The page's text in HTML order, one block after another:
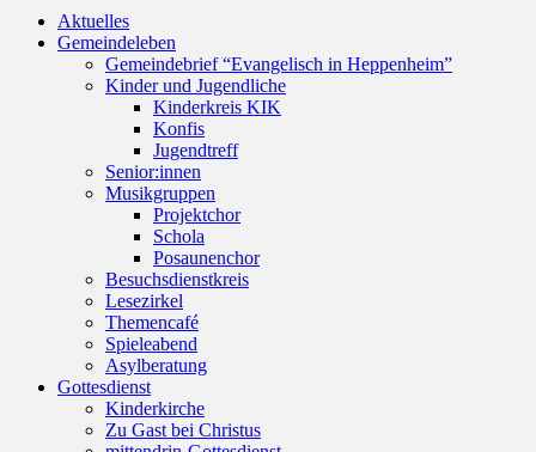
oben
scrollen
Aktuelles
Gemeindeleben
Gemeindebrief “Evangelisch in Heppenheim”
Kinder und Jugendliche
Kinderkreis KIK
Konfis
Jugendtreff
Senior:innen
Musikgruppen
Projektchor
Schola
Posaunenchor
Besuchsdienstkreis
Lesezirkel
Themencafé
Spieleabend
Asylberatung
Gottesdienst
Kinderkirche
Zu Gast bei Christus